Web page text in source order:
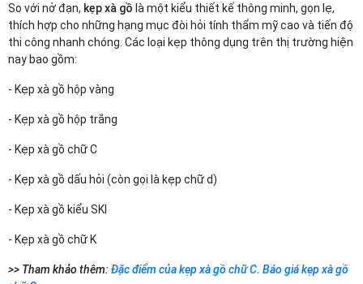
So với nở đạn, kẹp xà gồ là một kiểu thiết kế thông minh, gọn lẹ,
thích hợp cho những hạng mục đòi hỏi tính thẩm mỹ cao và tiến độ
thi công nhanh chóng. Các loại kẹp thông dụng trên thị trường hiện
nay bao gồm:
- Kẹp xà gồ hộp vàng
- Kẹp xà gồ hộp trắng
- Kẹp xà gồ chữ C
- Kẹp xà gồ dấu hỏi (còn gọi là kẹp chữ d)
- Kẹp xà gồ kiểu SKI
- Kẹp xà gồ chữ K
>> Tham khảo thêm: Đặc điểm của kẹp xà gồ chữ C. Báo giá kẹp xà gồ